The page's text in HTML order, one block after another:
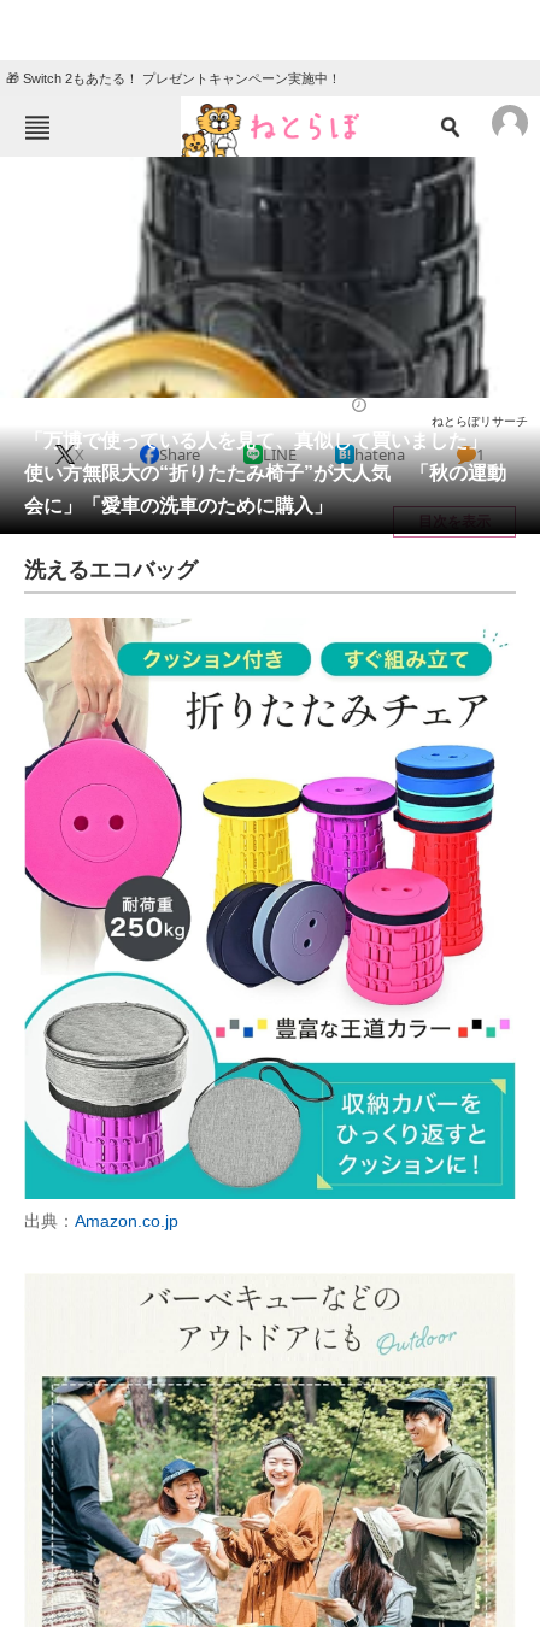
🎁 Switch 2もあたる！ プレゼントキャンペーン実施中！
ねとらぼメニュー
ニュース
地域
教育・育児
動物 リサーチ
会員記事
メディア
注目記事を集めた総合ページ
ITの今と未来を見通す
スマホと通信の最新トレンド
進化するPCとデバイスの未来
好きが集まる 比べて選べる
ビジネスと働き方のヒント
AI活用のいまが分かる
企業ITのトレンドを詳説
経営リーダーのコミュニティ
マーケ×ITの今がよく分かる
ITエンジニア向け専門サイト
企業向けIT製品の総合サイト
IT製品の技術・比較・事例
製造業のIT導入・活用を支援
エネルギーの専門メディア
建設×テクノロジーの最前線
ちょっと気になるネットの話題
「万博で使っている人を見て、真似して買いました」
使い方無限大の“折りたたみ椅子”が大人気 「秋の運動
会に」「愛車の洗車のために購入」
ねとらぼリサーチ
X Share LINE hatena 1
目次を表示
洗えるエコバッグ
出典： Amazon.co.jp